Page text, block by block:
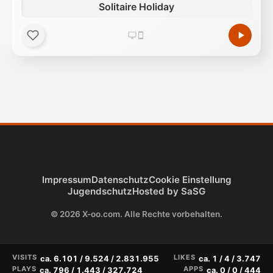
Solitaire Holiday
ImpressumDatenschutzCookie Einstellung
JugendschutzHosted by SaSG
© 2026 X-oo.com. Alle Rechte vorbehalten.
VISITS ca. 6.101 / 9.524 / 2.831.955 LIKES ca. 1 / 4 / 3.747
PLAYS ca. 796 / 1.443 / 327.724 APPS ca. 0 / 0 / 444